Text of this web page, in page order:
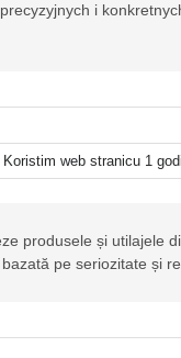
i
Koristim web stranicu 1
produsele și utilajele
pe seriozitate și